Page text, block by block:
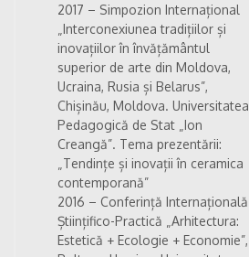
2017 – Simpozion Internațional
„Interconexiunea tradițiilor și
inovațiilor în învățământul
superior de arte din Moldova,
Ucraina, Rusia și Belarus”,
Chișinău, Moldova. Universitatea
Pedagogică de Stat „Ion
Creangă”. Tema prezentării:
„Tendințe și inovații în ceramica
contemporană”
2016 – Conferință Internațională
Științifico-Practică „Arhitectura:
Estetică + Ecologie + Economie”,